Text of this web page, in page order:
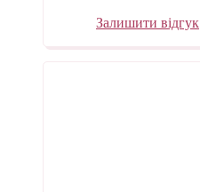
Залишити відгук